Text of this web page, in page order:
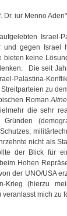
Dr. iur Menno Aden*
Israel-
und gegen Israel
bieten keine
Die seit
Palästina-
zu
Roman
die sehr
nicht als
der Blick für
Hohen
der UNO/USA
Krieg (hierzu
veranlasst mich zu